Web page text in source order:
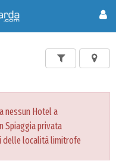
nessun Hotel a
Spiaggia privata
delle località limitrofe